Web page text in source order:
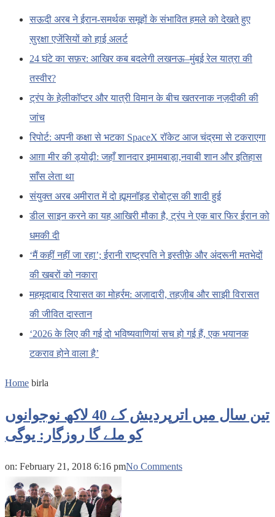
सऊदी अरब ने ईरान-समर्थक समूहों के संभावित हमले को देखते हुए
सुरक्षा एजेंसियों को हाई अलर्ट
24 घंटे का सफ़र: आखिर कब बदलेगी लखनऊ–मुंबई रेल यात्रा की
तस्वीर?
ट्रंप के हेलीकॉप्टर और यात्री विमान के बीच खतरनाक नज़दीकी की
जांच
रिपोर्ट: अपनी कक्षा से भटका SpaceX रॉकेट आज चंद्रमा से टकराएगा
आग़ा मीर की ड्योढ़ी: जहाँ शानदार इमामबाड़ा,नवाबी शान और इतिहास
साँस लेता था
संयुक्त अरब अमीरात में दो ह्यूमनॉइड रोबोट्स की शादी हुई
डील साइन करने का यह आखिरी मौका है, ट्रंप ने एक बार फिर ईरान को
धमकी दी
‘मैं कहीं नहीं जा रहा’; ईरानी राष्ट्रपति ने इस्तीफ़े और अंदरूनी मतभेदों
की खबरों को नकारा
महमूदाबाद रियासत का मोहर्रम: अज़ादारी, तहज़ीब और साझी विरासत
की जीवित दास्तान
‘2026 के लिए की गई दो भविष्यवाणियां सच हो गई हैं, एक भयानक
टकराव होने वाला है’
Home birla
تین سال میں اترپردیش کے 40 لاکھ نوجوانوں
کو ملے گا روزگار: یوگی
on: February 21, 2018 6:16 pmNo Comments